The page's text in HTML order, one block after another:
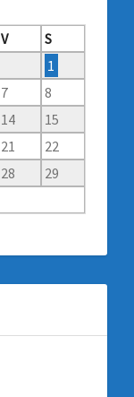
V
S
1
7
8
14
15
21
22
28
29